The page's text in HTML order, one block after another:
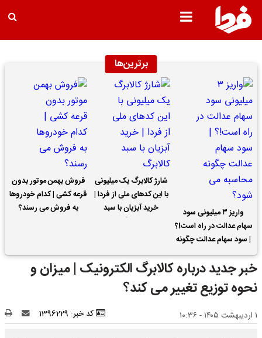
برترین‌ها
واریز ۳ میلیونی سود
سهام عدالت در راه است!؟
| سود سهام عدالت چگونه
محاسبه می شود؟
شارژ کالابرگ یک میلیونی
با این کدهای ملی از فردا |
خرید آبزیان با سبد
فروش بهمن موتور بدون
قرعه کشی | کدام خودروها
به فروش می رسند؟
خبر جدید درباره کالا‌برگ الکترونیک | میزان و
نحوه توزیع تغییر می کند؟
۱ اردیبهشت ۱۴۰۵ - ۱۰:۳۶ کد خبر: 1396229